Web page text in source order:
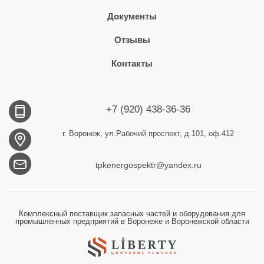
Документы
Отзывы
Контакты
+7 (920) 438-36-36
г. Воронеж, ул.Рабочий проспект, д.101, оф.412
tpkenergospektr@yandex.ru
Комплексный поставщик запасных частей и оборудования для
промышленных предприятий в Воронеже и Воронежской области